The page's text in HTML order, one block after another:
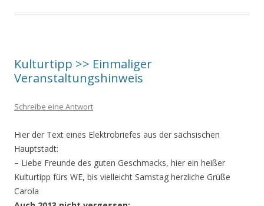
Kulturtipp >> Einmaliger
Veranstaltungshinweis
Schreibe eine Antwort
Hier der Text eines Elektrobriefes aus der sächsischen
Hauptstadt:
– Liebe Freunde des guten Geschmacks, hier ein heißer
Kulturtipp fürs WE, bis vielleicht Samstag herzliche Grüße
Carola